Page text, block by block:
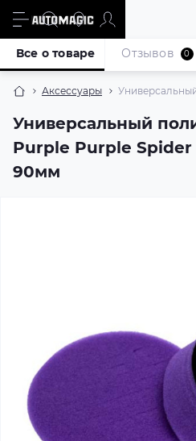
Аксессуары
Универсальный
Purple Purple
90мм
Все о товаре Отзывов 0